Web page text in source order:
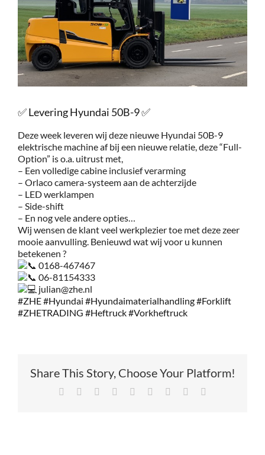
Services
Contact
✅ Levering Hyundai 50B-9 ✅
Deze week leveren wij deze nieuwe Hyundai 50B-9
elektrische machine af bij een nieuwe relatie, deze “Full-
Option” is o.a. uitrust met,
– Een volledige cabine inclusief verarming
– Orlaco camera-systeem aan de achterzijde
– LED werklampen
– Side-shift
– En nog vele andere opties…
Wij wensen de klant veel werkplezier toe met deze zeer
mooie aanvulling. Benieuwd wat wij voor u kunnen
betekenen ?
0168-467467
06-81154333
julian@zhe.nl
#ZHE#Hyundai #Hyundaimaterialhandling#Forklift
#ZHETRADING #Heftruck#Vorkheftruck
Share This Story, Choose Your Platform!
Facebook Reddit LinkedIn
TumblrPinterest Xing